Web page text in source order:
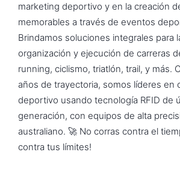
marketing deportivo y en la creación
memorables a través de eventos
Brindamos soluciones integrales para
organización y ejecución de carreras
running, ciclismo, triatlón, trail, y más.
años de trayectoria, somos líderes en
deportivo usando tecnología RFID de
generación, con equipos de alta
australiano. 🚀 No corras contra el
contra tus límites!